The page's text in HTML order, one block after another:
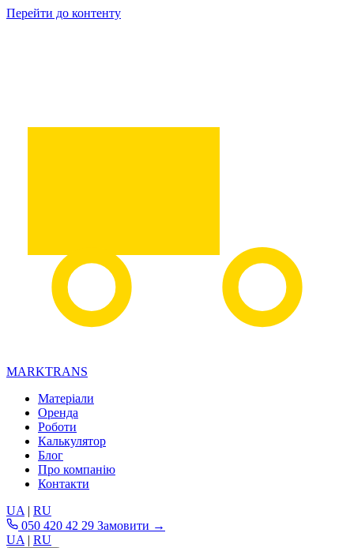
Перейти до контенту
MARKTRANS
Матеріали
Оренда
Роботи
Калькулятор
Блог
Про компанію
Контакти
UA | RU
050 420 42 29 Замовити →
UA | RU